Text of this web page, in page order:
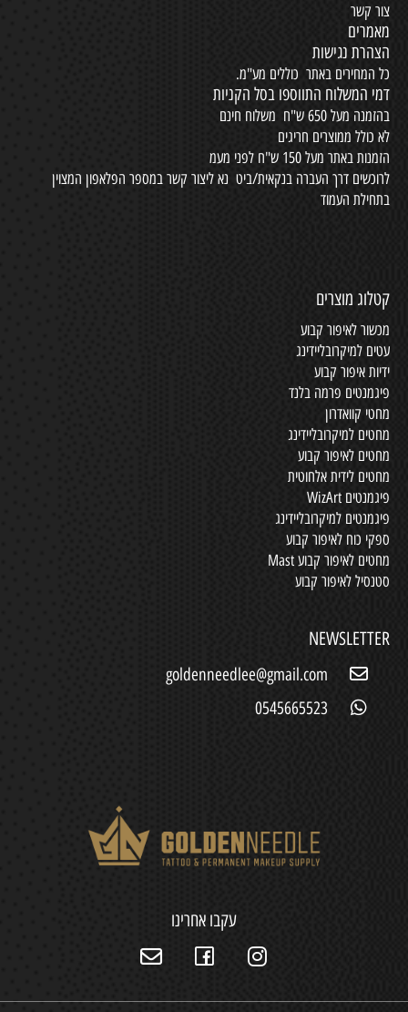
צור קשר
מאמרים
הצהרת נגישות
כל המחירים באתר כוללים מע"מ.
דמי המשלוח התווספו בסל הקניות
בהזמנה מעל 650 ש"ח משלוח חינם
לא כולל ממוצרים חריגים
הזמנות באתר מעל 150 ש"ח לפני מעמ
לרוכשים דרך העברה בנקאית/ביט נא ליצור קשר במספר הפלאפון המצוין
בתחילת העמוד
קטלוג מוצרים
מכשור לאיפור קבוע
עטים למיקרובליידינג
ידיות איפור קבוע
פיגמנטים פרמה בלנד
מחטי קוואדרון
מחטים למיקרובליידינג
מחטים לאיפור קבוע
מחטים לידית אלחוטית
פיגמנטים WizArt
פיגמנטים למיקרובליידינג
ספקי כוח לאיפור קבוע
מחטים לאיפור קבוע Mast
סטנסיל לאיפור קבוע
NEWSLETTER
goldenneedlee@gmail.com
0545665523
עקבו אחרינו